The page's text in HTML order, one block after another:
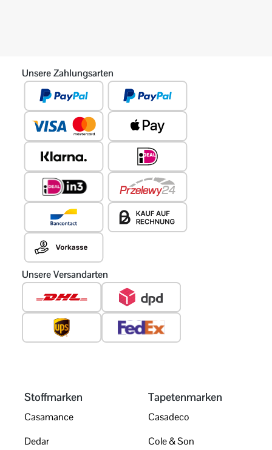
Unsere Zahlungsarten
Unsere Versandarten
Stoffmarken
Casamance
Dedar
Tapetenmarken
Casadeco
Cole & Son